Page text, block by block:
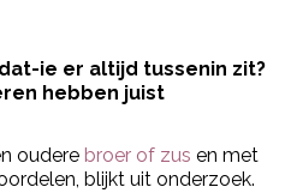
ie er altijd tussenin zit?
hebben juist
oudere broer of zus en met
blijkt uit onderzoek.